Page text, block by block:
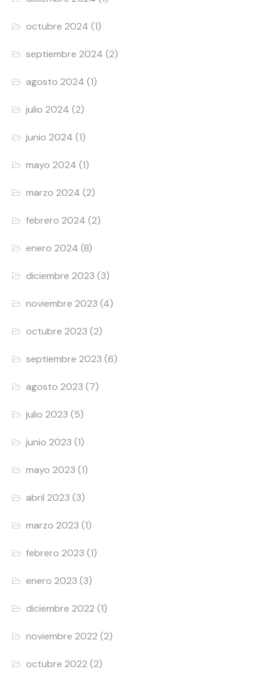
octubre 2024 (1)
septiembre 2024 (2)
agosto 2024 (1)
julio 2024 (2)
junio 2024 (1)
mayo 2024 (1)
marzo 2024 (2)
febrero 2024 (2)
enero 2024 (8)
diciembre 2023 (3)
noviembre 2023 (4)
octubre 2023 (2)
septiembre 2023 (6)
agosto 2023 (7)
julio 2023 (5)
junio 2023 (1)
mayo 2023 (1)
abril 2023 (3)
marzo 2023 (1)
febrero 2023 (1)
enero 2023 (3)
diciembre 2022 (1)
noviembre 2022 (2)
octubre 2022 (2)